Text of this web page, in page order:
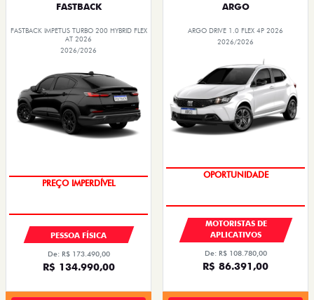
FASTBACK
FASTBACK IMPETUS TURBO 200 HYBRID FLEX
AT 2026
2026/2026
PESSOA FÍSICA
De: R$ 173.490,00
R$ 134.990,00
ARGO
ARGO DRIVE 1.0 FLEX 4P 2026
2026/2026
OPORTUNIDADE
MOTORISTAS DE
APLICATIVOS
De: R$ 108.780,00
R$ 86.391,00